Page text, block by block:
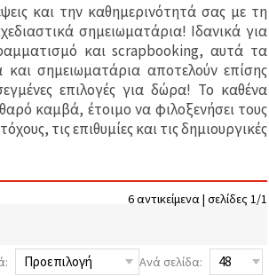
και την καθημερινότητά σας με τη
σημειωματάρια! Ιδανικά για
και scrapbooking, αυτά τα
και σημειωματάρια αποτελούν επίσης
επιλογές για δώρα! Το καθένα
καμβά, έτοιμο να φιλοξενήσει τους
τις επιθυμίες και τις δημιουργικές
6 αντικείμενα | σελίδες 1/1
Ανά σελίδα: